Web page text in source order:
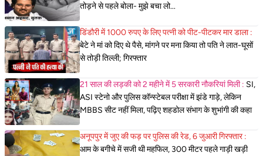
तोड़ने से पहले बोला- मुझे बचा लो...
डिंडौरी में 1000 रुपए के लिए पत्नी को पीट-पीटकर मार डाला :
बेटे ने मां को दिए थे पैसे, मांगने पर मना किया तो पति ने लात-घूसों
से तोड़ी तिल्ली; गिरफ्तार
21 साल की लड़की को 2 महीने में 5 सरकारी नौकरियां मिली : SI,
ASI स्टेनो और पुलिस कॉन्स्टेबल परीक्षा में झंडे गाड़े, लेकिन
MBBS सीट नहीं मिला, पढ़िए शहडोल संभाग के शुभांगी की कहा
अनूपपुर में जुए की फड़ पर पुलिस की रेड, 6 जुआरी गिरफ्तार :
आम के बगीचे में सजी थी महफिल, 300 मीटर पहले गाड़ी खड़ी